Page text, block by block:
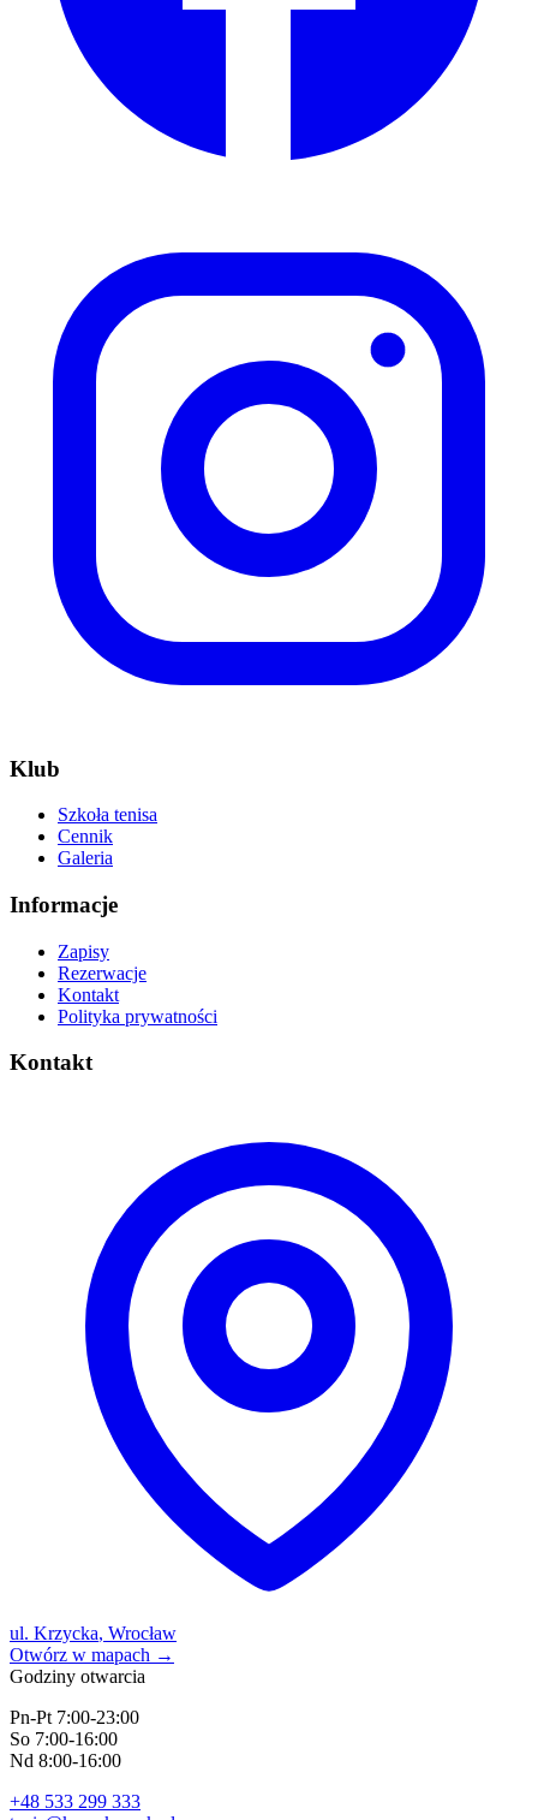
Klub
Szkoła tenisa
Cennik
Galeria
Informacje
Zapisy
Rezerwacje
Kontakt
Polityka prywatności
Kontakt
ul. Krzycka, Wrocław
Otwórz w mapach →
Godziny otwarcia
Pn-Pt 7:00-23:00
So 7:00-16:00
Nd 8:00-16:00
+48 533 299 333